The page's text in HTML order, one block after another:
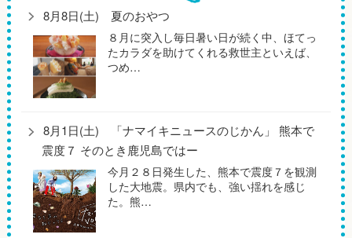
8月8日(土) 夏のおやつ
８月に突入し毎日暑い日が続く中、ほてっ
たカラダを助けてくれる救世主といえば、
つめ…
8月1日(土) 「ナマイキニュースのじかん」 熊本で
震度７ そのとき鹿児島ではー
今月２８日発生した、熊本で震度７を観測
した大地震。県内でも、強い揺れを感じ
た。熊…